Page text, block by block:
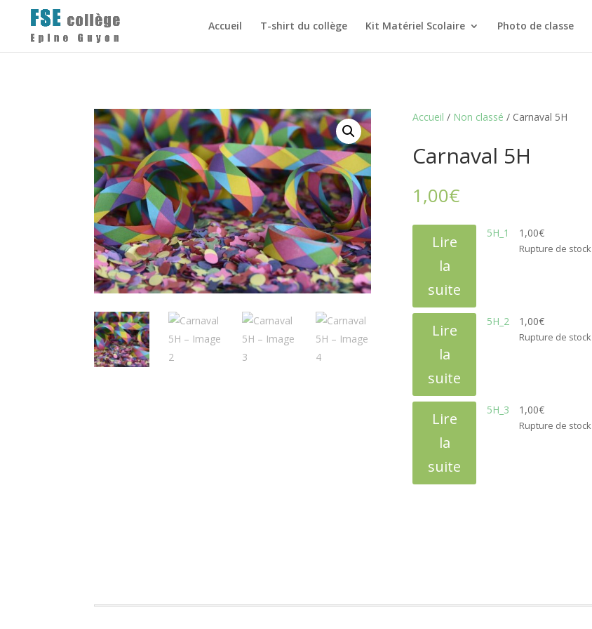
Accueil T-shirt du collège Kit Matériel Scolaire Photo de classe
Accueil / Non classé / Carnaval 5H
Carnaval 5H
1,00€
Lire
la
suite
5H_1 1,00€
Rupture de stock
Lire
la
suite
5H_2 1,00€
Rupture de stock
Lire
la
suite
5H_3 1,00€
Rupture de stock